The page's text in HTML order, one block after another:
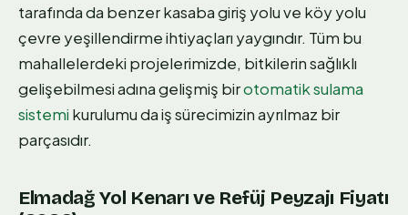
tarafında da benzer kasaba giriş yolu ve köy yolu
çevre yeşillendirme ihtiyaçları yaygındır. Tüm bu
mahallelerdeki projelerimizde, bitkilerin sağlıklı
gelişebilmesi adına gelişmiş birotomatik sulama
sistemi kurulumu da iş sürecimizin ayrılmaz bir
parçasıdır.
Elmadağ Yol Kenarı ve Refüj Peyzajı Fiyatı